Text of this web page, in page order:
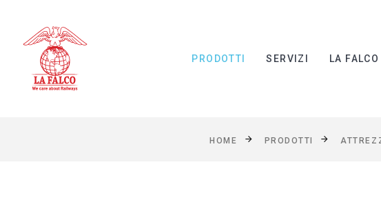
PRODOTTI SERVIZI LA FALCO
HOME PRODOTTI